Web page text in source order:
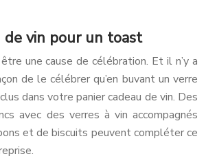
de vin pour un toast
une cause de célébration. Et il n’y a
de le célébrer qu’en buvant un verre
dans votre panier cadeau de vin. Des
avec des verres à vin accompagnés
et de biscuits peuvent compléter ce